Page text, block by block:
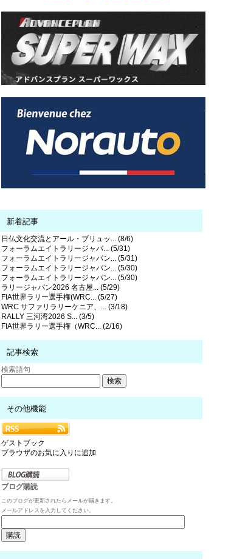
新着記事
日仏文化交流とアール・ブリュッ... (8/6)
フォーラムエイトラリージャパ... (5/31)
フォーラムエイトラリージャパン... (5/31)
フォーラムエイトラリージャパン... (5/30)
フォーラムエイトラリージャパン... (5/30)
ラリージャパン2026 名古屋... (5/29)
FIA世界ラリー選手権(WRC... (5/27)
WRC サファリラリーケニア、... (3/18)
RALLY 三河湾2026 S... (3/5)
FIA世界ラリー選手権（WRC... (2/16)
記事検索
検索語句
その他機能
ゲストブック
ブラウザのお気に入りに追加
ブログ購読
このブログが更新されたらメールが届きます。
メールアドレスを入力してください。